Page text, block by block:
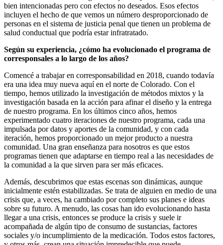
bien intencionadas pero con efectos no deseados. Esos efectos
incluyen el hecho de que vemos un número desproporcionado de
personas en el sistema de justicia penal que tienen un problema de
salud conductual que podría estar infratratado.
Según su experiencia, ¿cómo ha evolucionado el programa de
corresponsales a lo largo de los años?
Comencé a trabajar en corresponsabilidad en 2018, cuando todavía
era una idea muy nueva aquí en el norte de Colorado. Con el
tiempo, hemos utilizado la investigación de métodos mixtos y la
investigación basada en la acción para afinar el diseño y la entrega
de nuestro programa. En los últimos cinco años, hemos
experimentado cuatro iteraciones de nuestro programa, cada una
impulsada por datos y aportes de la comunidad, y con cada
iteración, hemos proporcionado un mejor producto a nuestra
comunidad. Una gran enseñanza para nosotros es que estos
programas tienen que adaptarse en tiempo real a las necesidades de
la comunidad a la que sirven para ser más eficaces.
Además, descubrimos que estas escenas son dinámicas, aunque
inicialmente estén estabilizadas. Se trata de alguien en medio de una
crisis que, a veces, ha cambiado por completo sus planes e ideas
sobre su futuro. A menudo, las cosas han ido evolucionando hasta
llegar a una crisis, entonces se produce la crisis y suele ir
acompañada de algún tipo de consumo de sustancias, factores
sociales y/o incumplimiento de la medicación. Todos estos factores,